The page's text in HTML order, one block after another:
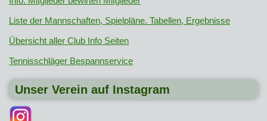
Liste der Mannschaften, Spielpläne. Tabellen, Ergebnisse
Übersicht aller Club Info Seiten
Tennisschläger Bespannservice
Unser Verein auf Instagram